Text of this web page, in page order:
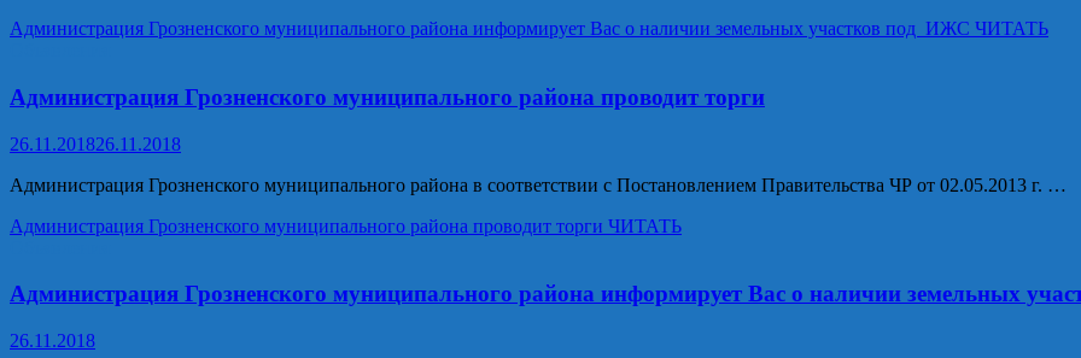
Администрация Грозненского муниципального района информирует Вас о наличии земельных участков под ИЖС ЧИТАТЬ
Администрация Грозненского муниципального района проводит торги
26.11.201826.11.2018
Администрация Грозненского муниципального района в соответствии с Постановлением Правительства ЧР от 02.05.2013 г. …
Администрация Грозненского муниципального района проводит торги ЧИТАТЬ
Администрация Грозненского муниципального района информирует Вас о наличии земельных
26.11.2018